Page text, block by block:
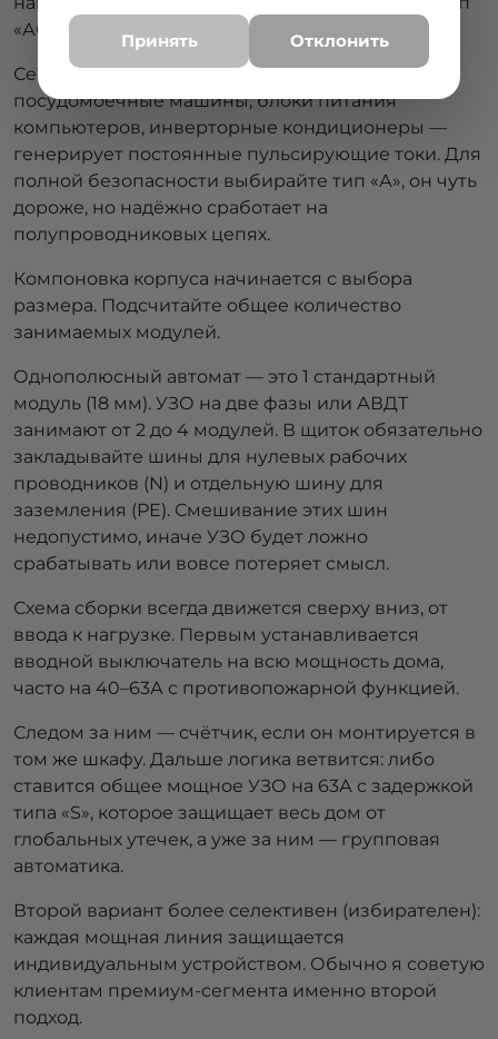
«АС» видит только синусоидальные утечки.
Сегодняшняя бытовая техника — стиральные и
посудомоечные машины, блоки питания
компьютеров, инверторные кондиционеры —
генерирует постоянные пульсирующие токи. Для
полной безопасности выбирайте тип «А», он чуть
дороже, но надёжно сработает на
полупроводниковых цепях.
Компоновка корпуса начинается с выбора
размера. Подсчитайте общее количество
занимаемых модулей.
Однополюсный автомат — это 1 стандартный
модуль (18 мм). УЗО на две фазы или АВДТ
занимают от 2 до 4 модулей. В щиток обязательно
закладывайте шины для нулевых рабочих
проводников (N) и отдельную шину для
заземления (РЕ). Смешивание этих шин
недопустимо, иначе УЗО будет ложно
срабатывать или вовсе потеряет смысл.
Схема сборки всегда движется сверху вниз, от
ввода к нагрузке. Первым устанавливается
вводной выключатель на всю мощность дома,
часто на 40–63А с противопожарной функцией.
Следом за ним — счётчик, если он монтируется в
том же шкафу. Дальше логика ветвится: либо
ставится общее мощное УЗО на 63А с задержкой
типа «S», которое защищает весь дом от
глобальных утечек, а уже за ним — групповая
автоматика.
Второй вариант более селективен (избирателен):
каждая мощная линия защищается
индивидуальным устройством. Обычно я советую
клиентам премиум-сегмента именно второй
подход.
Принять Отклонить